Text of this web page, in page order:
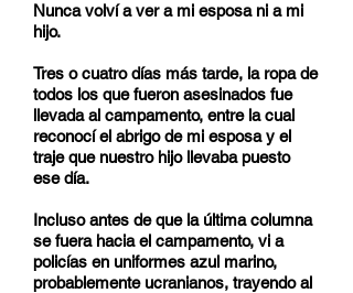
Nunca volví a ver a mi esposa ni a mi
hijo.
Tres o cuatro días más tarde, la ropa de
todos los que fueron asesinados fue
llevada al campamento, entre la cual
reconocí el abrigo de mi esposa y el
traje que nuestro hijo llevaba puesto
ese día.
Incluso antes de que la última columna
se fuera hacia el campamento, vi a
policías en uniformes azul marino,
probablemente ucranianos, trayendo al